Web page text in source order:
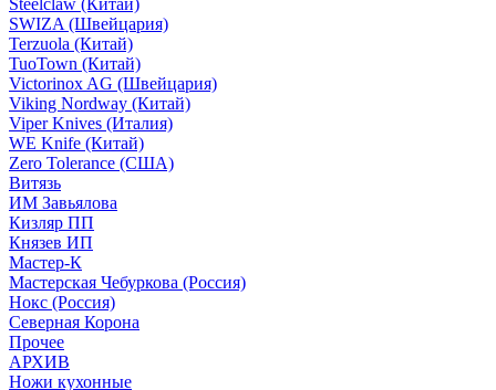
Steelclaw (Китай)
SWIZA (Швейцария)
Terzuola (Китай)
TuoTown (Китай)
Victorinox AG (Швейцария)
Viking Nordway (Китай)
Viper Knives (Италия)
WE Knife (Китай)
Zero Tolerance (США)
Витязь
ИМ Завьялова
Кизляр ПП
Князев ИП
Мастер-К
Мастерская Чебуркова (Россия)
Нокс (Россия)
Северная Корона
Прочее
АРХИВ
Ножи кухонные